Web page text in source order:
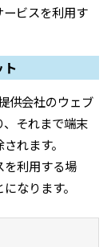
ビスを利用す
供会社のウェブ
それまで端末
れます。
を利用する場
なります。